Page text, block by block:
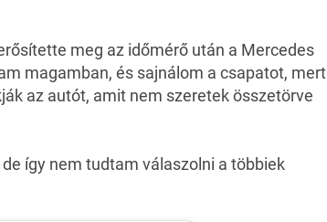
meg az időmérő után a Mercedes
magamban, és sajnálom a csapatot, mert
az autót, amit nem szeretek összetörve
így nem tudtam válaszolni a többiek